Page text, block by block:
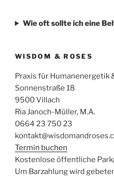
Wie oft sollte ich eine
WISDOM & ROSES
Praxis für Humanenergetik
Sonnenstraße 18
9500 Villach
Ria Janoch-Müller, M.A.
0664 23 750 23
Termin buchen
Kostenlose öffentliche
Um Barzahlung wird